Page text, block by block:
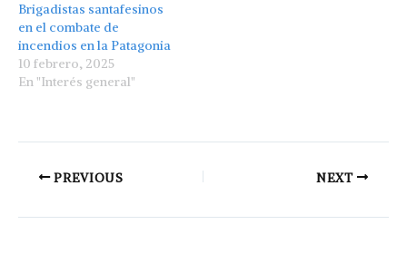
Brigadistas santafesinos
en el combate de
incendios en la Patagonia
10 febrero, 2025
En "Interés general"
PREVIOUS NEXT